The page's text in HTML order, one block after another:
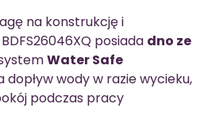
na konstrukcję i
posiada dno ze
Water Safe
wody w razie wycieku,
podczas pracy